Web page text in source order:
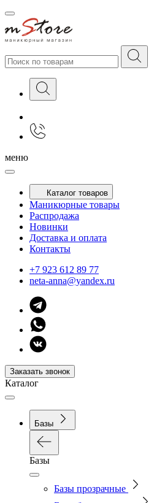
меню
Каталог товаров
Маникюрные товары
Распродажа
Новинки
Доставка и оплата
Контакты
+7 923 612 89 77
neta-anna@yandex.ru
Заказать звонок
Каталог
Базы
Базы
Базы прозрачные